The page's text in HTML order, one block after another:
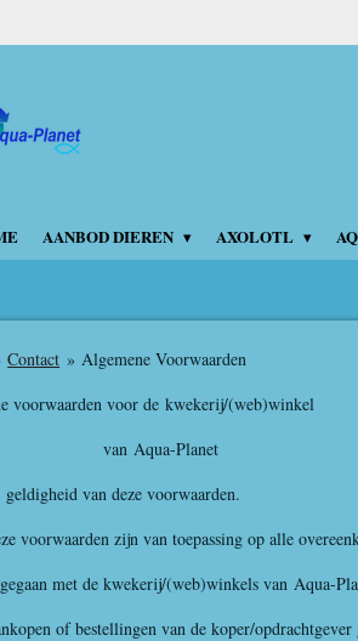
AANBOD DIEREN AXOLOTL
Contact » Algemene Voorwaarden
voorwaarden voor de kwekerij/(web)winkel
Aqua-Planet
van deze voorwaarden.
voorwaarden zijn van toepassing op alle
met de kwekerij/(web)winkels van Aqua-
of bestellingen van de koper/opdrachtgever